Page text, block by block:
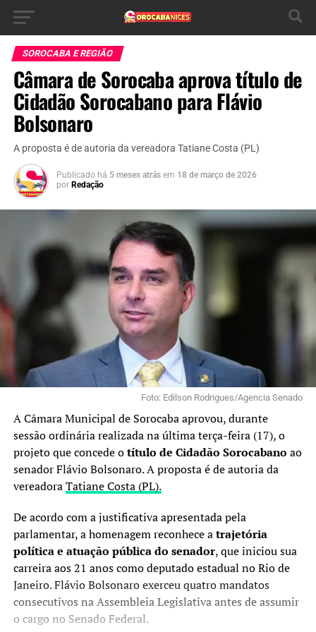
SOROCABA E REGIÃO
Câmara de Sorocaba aprova título de
Cidadão Sorocabano para Flávio
Bolsonaro
A proposta é de autoria da vereadora Tatiane Costa (PL)
Publicado há 5 meses atrás em 18 de março de 2026
por Redação
Foto: Edilson Rodrigues/Agencia Senado
A Câmara Municipal de Sorocaba aprovou, durante
sessão ordinária realizada na última terça-feira (17), o
projeto que concede otítulo de Cidadão Sorocabano ao
senador Flávio Bolsonaro. A proposta é de autoria da
vereadoraTatiane Costa (PL).
De acordo com a justificativa apresentada pela
parlamentar, a homenagem reconhece atrajetória
política e atuação pública do senador, que iniciou sua
carreira aos 21 anos como deputado estadual no Rio de
Janeiro. Flávio Bolsonaro exerceu quatro mandatos
consecutivos na Assembleia Legislativa antes de assumir
o cargo no Senado Federal.